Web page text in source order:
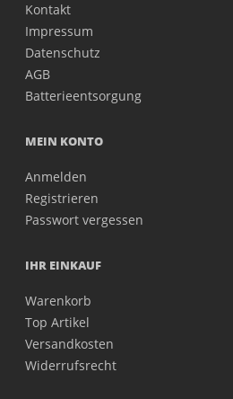
Kontakt
Impressum
Datenschutz
AGB
Batterieentsorgung
MEIN KONTO
Anmelden
Registrieren
Passwort vergessen
IHR EINKAUF
Warenkorb
Top Artikel
Versandkosten
Widerrufsrecht